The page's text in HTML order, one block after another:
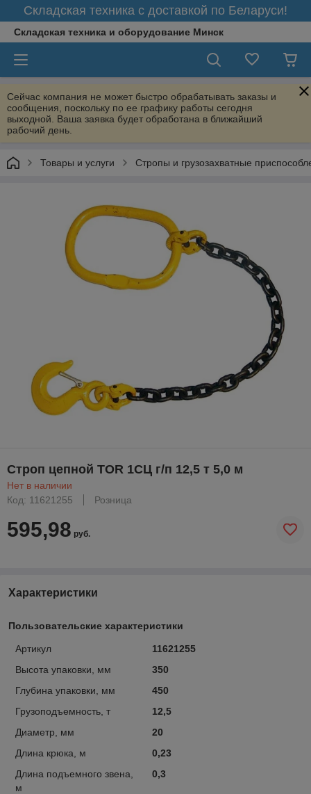
Складская техника с доставкой по Беларуси!
Складская техника и оборудование Минск
Сейчас компания не может быстро обрабатывать заказы и
сообщения, поскольку по ее графику работы сегодня
выходной. Ваша заявка будет обработана в ближайший
рабочий день.
Товары и услуги Стропы и грузозахватные
Строп цепной TOR 1СЦ г/п 12,5 т 5,0 м
Нет в наличии
Код: 11621255
Розница
595,98 руб.
Характеристики
Пользовательские характеристики
Артикул
11621255
Высота упаковки, мм
350
Глубина упаковки, мм
450
Грузоподъемность, т
12,5
Диаметр, мм
20
Длина крюка, м
0,23
Длина подъемного звена,
м
0,3